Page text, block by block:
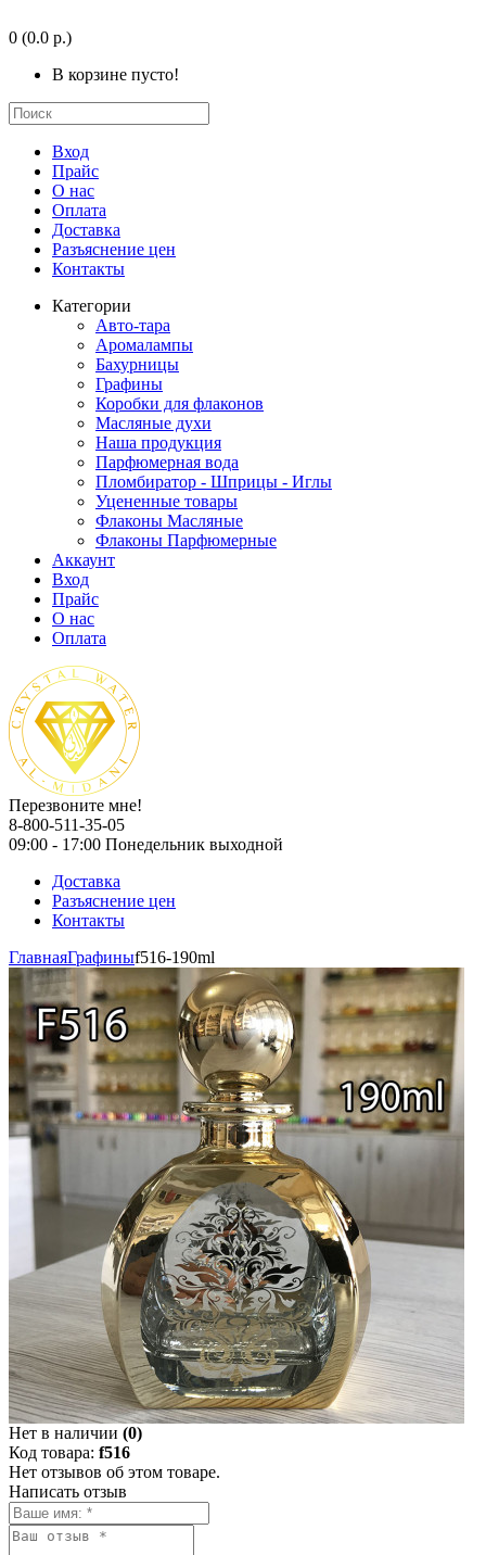
0 (0.0 р.)
В корзине пусто!
Вход
Прайс
О нас
Оплата
Доставка
Разъяснение цен
Контакты
Категории
Авто-тара
Аромалампы
Бахурницы
Графины
Коробки для флаконов
Масляные духи
Наша продукция
Парфюмерная вода
Пломбиратор - Шприцы - Иглы
Уцененные товары
Флаконы Масляные
Флаконы Парфюмерные
Аккаунт
Вход
Прайс
О нас
Оплата
Перезвоните мне!
8-800-511-35-05
09:00 - 17:00 Понедельник выходной
Доставка
Разъяснение цен
Контакты
ГлавнаяГрафиныf516-190ml
Нет в наличии (0)
Код товара: f516
Нет отзывов об этом товаре.
Написать отзыв